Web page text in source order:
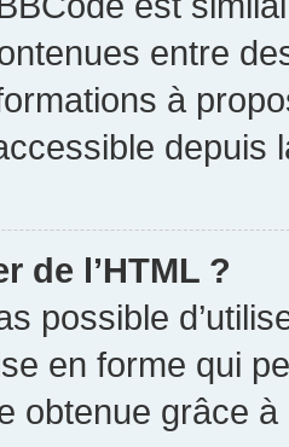
entre
à
depuis
de l’HTML ?
possible
en forme qui
obtenue grâce à